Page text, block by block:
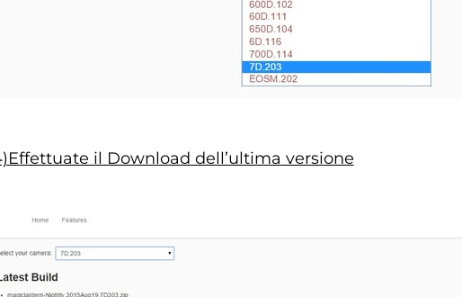
il Download dell’ultima versione